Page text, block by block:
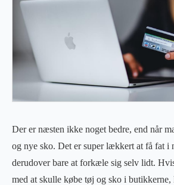
Der er næsten ikke noget bedre, end når
og nye sko. Det er super lækkert at få fat i
derudover bare at forkæle sig selv lidt.
med at skulle købe tøj og sko i